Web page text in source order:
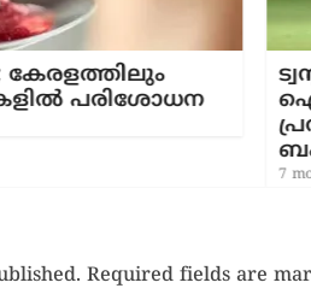
പരിശോധന
7 months ago
Required fields are